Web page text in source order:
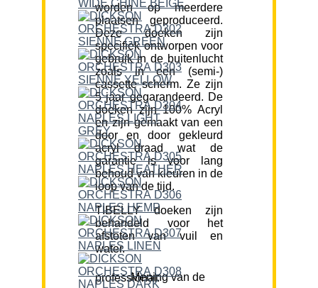
worden op meerdere
plaatsen geproduceerd.
Deze doeken zijn
specifiek ontworpen voor
gebruik in de buitenlucht
zoals in een (semi-)
cassette scherm. Ze zijn
5 jaar gegarandeerd. De
doeken zijn 100% Acryl
en zijn gemaakt van een
door en door gekleurd
acryl draad wat de
garantie is voor lang
behoud van kleuren in de
loop van de tijd.
TIBELLY doeken zijn
behandeld voor het
afstoten van vuil en
water.
Mening van de professional: